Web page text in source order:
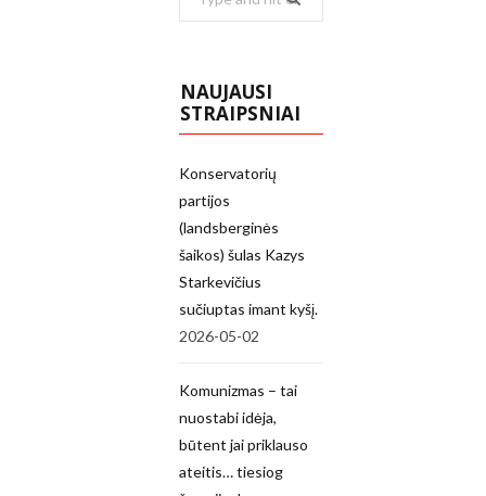
NAUJAUSI
STRAIPSNIAI
Konservatorių
partijos
(landsberginės
šaikos) šulas Kazys
Starkevičius
sučiuptas imant kyšį.
2026-05-02
Komunizmas – tai
nuostabi idėja,
būtent jai priklauso
ateitis… tiesiog